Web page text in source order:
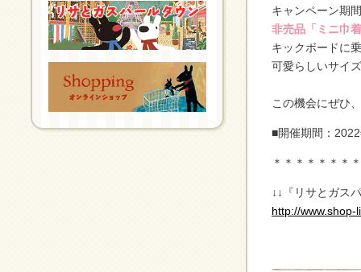
キャンペーン期
非売品「ミニ巾
キックボードに
可愛らしいサイ
この機会にぜひ
■開催期間：
＊＊＊＊＊＊＊
↓↓『リサとガス
http://www.shop-